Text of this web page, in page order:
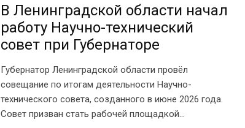
В Ленинградской области начал
работу Научно-технический
совет при Губернаторе
Губернатор Ленинградской области провёл
совещание по итогам деятельности Научно-
технического совета, созданного в июне 2026 года.
Совет призван стать рабочей площадкой...